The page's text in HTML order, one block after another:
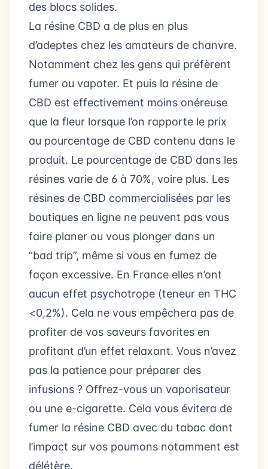
des blocs solides.
La résine CBD a de plus en plus
d’adeptes chez les amateurs de chanvre.
Notamment chez les gens qui préfèrent
fumer ou vapoter. Et puis la résine de
CBD est effectivement moins onéreuse
que la fleur lorsque l’on rapporte le prix
au pourcentage de CBD contenu dans le
produit. Le pourcentage de CBD dans les
résines varie de 6 à 70%, voire plus. Les
résines de CBD commercialisées par les
boutiques en ligne ne peuvent pas vous
faire planer ou vous plonger dans un
“bad trip”, même si vous en fumez de
façon excessive. En France elles n’ont
aucun effet psychotrope (teneur en THC
<0,2%). Cela ne vous empêchera pas de
profiter de vos saveurs favorites en
profitant d’un effet relaxant. Vous n’avez
pas la patience pour préparer des
infusions ? Offrez-vous un vaporisateur
ou une e-cigarette. Cela vous évitera de
fumer la résine CBD avec du tabac dont
l’impact sur vos poumons notamment est
délétère.